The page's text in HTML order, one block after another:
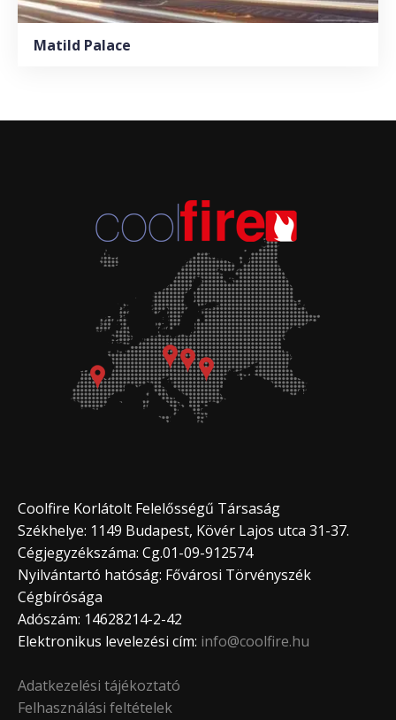
Matild Palace
Coolfire Korlátolt Felelősségű Társaság
Székhelye: 1149 Budapest, Kövér Lajos utca 31-37.
Cégjegyzékszáma: Cg.01-09-912574
Nyilvántartó hatóság: Fővárosi Törvényszék
Cégbírósága
Adószám: 14628214-2-42
Elektronikus levelezési cím: info@coolfire.hu
Adatkezelési tájékoztató
Felhasználási feltételek